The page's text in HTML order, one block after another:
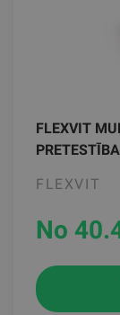
FLEXVIT
FLEXVIT
No